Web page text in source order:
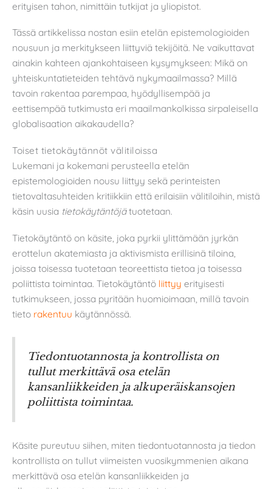
erityisen tahon, nimittäin tutkijat ja yliopistot.
Tässä artikkelissa nostan esiin etelän epistemologioiden
nousuun ja merkitykseen liittyviä tekijöitä. Ne vaikuttavat
ainakin kahteen ajankohtaiseen kysymykseen: Mikä on
yhteiskuntatieteiden tehtävä nykymaailmassa? Millä
tavoin rakentaa parempaa, hyödyllisempää ja
eettisempää tutkimusta eri maailmankolkissa sirpaleisella
globalisaation aikakaudella?
Toiset tietokäytännöt välitiloissa
Lukemani ja kokemani perusteella etelän
epistemologioiden nousu liittyy sekä perinteisten
tietovaltasuhteiden kritiikkiin että erilaisiin välitiloihin, mistä
käsin uusia tietokäytäntöjätuotetaan.
Tietokäytäntö on käsite, joka pyrkii ylittämään jyrkän
erottelun akatemiasta ja aktivismista erillisinä tiloina,
joissa toisessa tuotetaan teoreettista tietoa ja toisessa
poliittista toimintaa. Tietokäytäntö liittyy erityisesti
tutkimukseen, jossa pyritään huomioimaan, millä tavoin
tieto rakentuu käytännössä.
Tiedontuotannosta ja kontrollista on
tullut merkittävä osa etelän
kansanliikkeiden ja alkuperäiskansojen
poliittista toimintaa.
Käsite pureutuu siihen, miten tiedontuotannosta ja tiedon
kontrollista on tullut viimeisten vuosikymmenien aikana
merkittävä osa etelän kansanliikkeiden ja